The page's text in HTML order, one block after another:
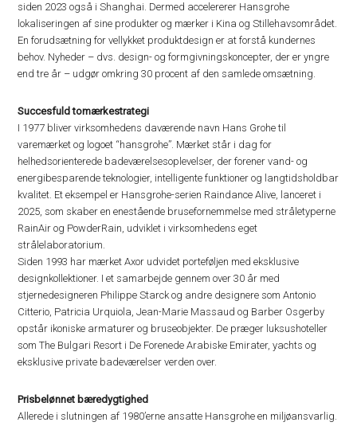
siden 2023 også i Shanghai. Dermed accelererer Hansgrohe
lokaliseringen af sine produkter og mærker i Kina og Stillehavsområdet.
En forudsætning for vellykket produktdesign er at forstå kundernes
behov. Nyheder – dvs. design- og formgivningskoncepter, der er yngre
end tre år – udgør omkring 30 procent af den samlede omsætning.
Succesfuld tomærkestrategi
I 1977 bliver virksomhedens daværende navn Hans Grohe til
varemærket og logoet “hansgrohe”. Mærket står i dag for
helhedsorienterede badeværelsesoplevelser, der forener vand- og
energibesparende teknologier, intelligente funktioner og langtidsholdbar
kvalitet. Et eksempel er Hansgrohe-serien Raindance Alive, lanceret i
2025, som skaber en enestående brusefornemmelse med stråletyperne
RainAir og PowderRain, udviklet i virksomhedens eget
strålelaboratorium.
Siden 1993 har mærket Axor udvidet porteføljen med eksklusive
designkollektioner. I et samarbejde gennem over 30 år med
stjernedesigneren Philippe Starck og andre designere som Antonio
Citterio, Patricia Urquiola, Jean-Marie Massaud og Barber Osgerby
opstår ikoniske armaturer og bruseobjekter. De præger luksushoteller
som The Bulgari Resort i De Forenede Arabiske Emirater, yachts og
eksklusive private badeværelser verden over.
Prisbelønnet bæredygtighed
Allerede i slutningen af 1980’erne ansatte Hansgrohe en miljøansvarlig.